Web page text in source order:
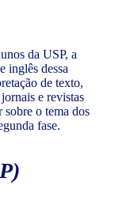
da USP, a
inglês dessa
de texto,
e revistas
sobre o tema dos
fase.